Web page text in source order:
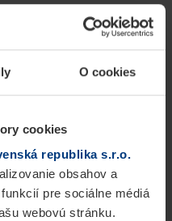
O cookies
cookies
republika s.r.o.
obsahov a
pre sociálne médiá
webovú stránku.